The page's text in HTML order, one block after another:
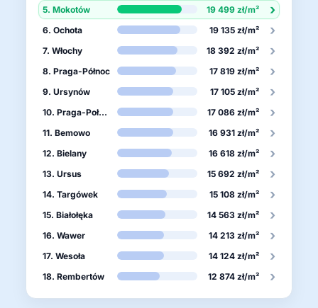
5. Mokotów 19 499 zł/m² ›
6. Ochota 19 135 zł/m² ›
7. Włochy 18 392 zł/m² ›
8. Praga-Północ 17 819 zł/m² ›
9. Ursynów 17 105 zł/m² ›
10. Praga-Południe 17 086 zł/m² ›
11. Bemowo 16 931 zł/m² ›
12. Bielany 16 618 zł/m² ›
13. Ursus 15 692 zł/m² ›
14. Targówek 15 108 zł/m² ›
15. Białołęka 14 563 zł/m² ›
16. Wawer 14 213 zł/m² ›
17. Wesoła 14 124 zł/m² ›
18. Rembertów 12 874 zł/m² ›